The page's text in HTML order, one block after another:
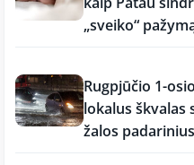
„sveiko“
Rugpjūčio 1-
lokalus škvalas
žalos padarinius